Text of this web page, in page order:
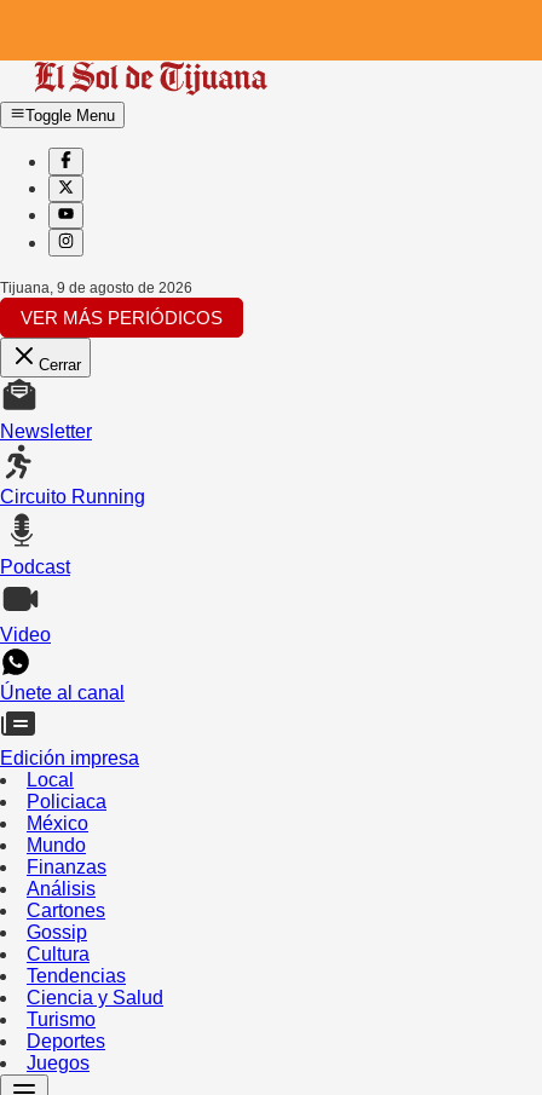
Toggle Menu
Tijuana 9 de agosto de 2026
VER MÁS PERIÓDICOS
Cerrar
Newsletter
Circuito Running
Podcast
Video
Únete al canal
Edición impresa
Local
Policiaca
México
Mundo
Finanzas
Análisis
Cartones
Gossip
Cultura
Tendencias
Ciencia y Salud
Turismo
Deportes
Juegos